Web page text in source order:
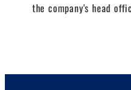
the company's head